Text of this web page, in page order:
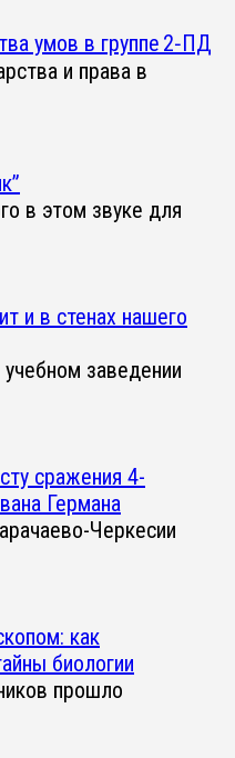
умов в группе 2‑ПД
и права в
в этом звуке для
и в стенах нашего
заведении
сражения 4-
Германа
Черкесии
как
биологии
прошло